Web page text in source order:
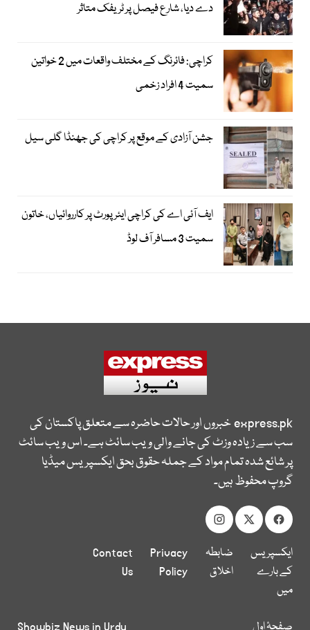
دے دیا، شارع فیصل پر ٹریفک متاثر
کراچی: فائرنگ کے مختلف واقعات میں 2 خواتین
سمیت 4 افراد زخمی
جشن آزادی کے موقع پر کراچی کی جھنڈا گلی سیل
ایف آئی اے کی کراچی ایئرپورٹ پر کارروائیاں، خاتون
سمیت 3 مسافر آف لوڈ
express.pkخبروں اور حالات حاضرہ سے متعلق پاکستان کی
سب سے زیادہ وزٹ کی جانے والی ویب سائٹ ہے۔ اس ویب سائٹ
پر شائع شدہ تمام مواد کے جملہ حقوق بحق ایکسپریس میڈیا
گروپ محفوظ ہیں۔
ایکسپریس
کے بارے
میں
ضابطہ
اخلاق
Privacy
Policy
Contact
Us